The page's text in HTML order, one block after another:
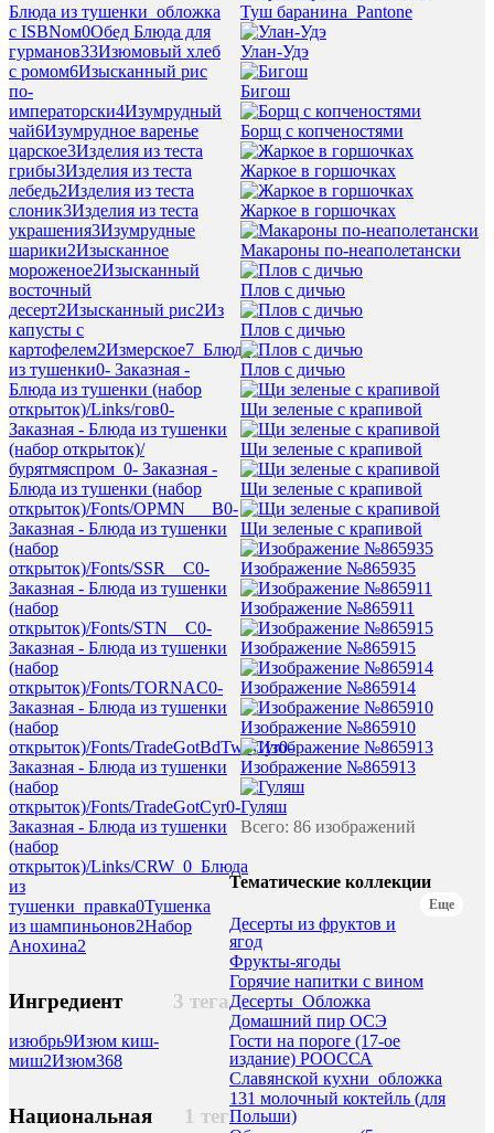
Блюда из тушенки_обложка
с ISBNом0Обед Блюда для
гурманов33Изюмовый хлеб
с ромом6Изысканный рис
по-
императорски4Изумрудный
чай6Изумрудное варенье
царское3Изделия из теста
грибы3Изделия из теста
лебедь2Изделия из теста
слоник3Изделия из теста
украшения3Изумрудные
шарики2Изысканное
мороженое2Изысканный
восточный
десерт2Изысканный рис2Из
капусты с
картофелем2Измерское7 _Блюда
из тушенки0- Заказная -
Блюда из тушенки (набор
открыток)/Links/гов0-
Заказная - Блюда из тушенки
(набор открыток)/
бурятмяспром_ 0- Заказная -
Блюда из тушенки (набор
открыток)/Fonts/OPMN___B0-
Заказная - Блюда из тушенки
(набор
открыток)/Fonts/SSR__C0-
Заказная - Блюда из тушенки
(набор
открыток)/Fonts/STN__C0-
Заказная - Блюда из тушенки
(набор
открыток)/Fonts/TORNAC0-
Заказная - Блюда из тушенки
(набор
открыток)/Fonts/TradeGotBdTwoCyr0-
Заказная - Блюда из тушенки
(набор
открыток)/Fonts/TradeGotCyr0-
Заказная - Блюда из тушенки
(набор
открыток)/Links/CRW_ 0 _Блюда
из
тушенки_правка0Тушенка
из шампиньонов2Набор
Анохина2
3 тега
Ингредиент
изюбрь9Изюм киш-
миш2Изюм368
1 тег
Национальная
Туш баранина_Pantone
Улан-Удэ
Бигош
Борщ с копченостями
Жаркое в горшочках
Жаркое в горшочках
Макароны по-неаполетански
Плов с дичью
Плов с дичью
Плов с дичью
Щи зеленые с крапивой
Щи зеленые с крапивой
Щи зеленые с крапивой
Щи зеленые с крапивой
Изображение №865935
Изображение №865911
Изображение №865915
Изображение №865914
Изображение №865910
Изображение №865913
Гуляш
Всего: 86 изображений
Тематические коллекции
Еще
Десерты из фруктов и
ягод
Фрукты-ягоды
Горячие напитки с вином
Десерты_Обложка
Домашний пир ОСЭ
Гости на пороге (17-ое
издание) РООССА
Славянской кухни_обложка
131 молочный коктейль (для
Польши)